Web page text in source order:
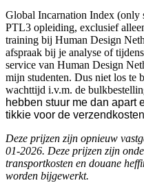
Global Incarnation Index (only
PTL3 opleiding, exclusief
training bij Human Design
afspraak bij je analyse of
service van Human Design
mijn studenten. Dus niet los te
wachttijd i.v.m. de
hebben stuur me dan apart
tikkie voor de
Deze prijzen zijn opnieuw
01-2026. Deze prijzen zijn
transportkosten en douane
worden bijgewerkt.